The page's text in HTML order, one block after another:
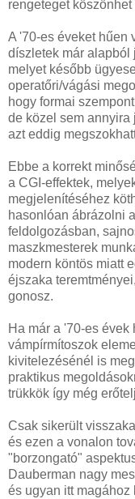
rengeteget
A '70-es éveket hűen
díszletek már alapból
melyet később
operatőri/vágási
hogy formai
de közel sem
azt eddig
Ebbe a korrekt
a CGI-effektek,
megjelenítéséhez
hasonlóan ábrázolni
feldolgozásban,
maszkmesterek
modern köntös miatt
éjszaka
gonosz.
Ha már a '70-es
vámpírmítoszok
kivitelezésénél is
praktikus
trükkök így még
Csak sikerült
és ezen a vonalon
"borzongató"
Dauberman nagy
és ugyan itt magához